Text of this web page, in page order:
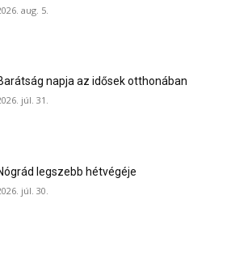
aug. 5.
napja az idősek otthonában
júl. 31.
legszebb hétvégéje
júl. 30.